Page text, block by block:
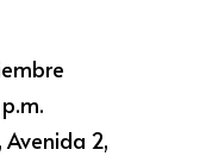
Avenida 2,